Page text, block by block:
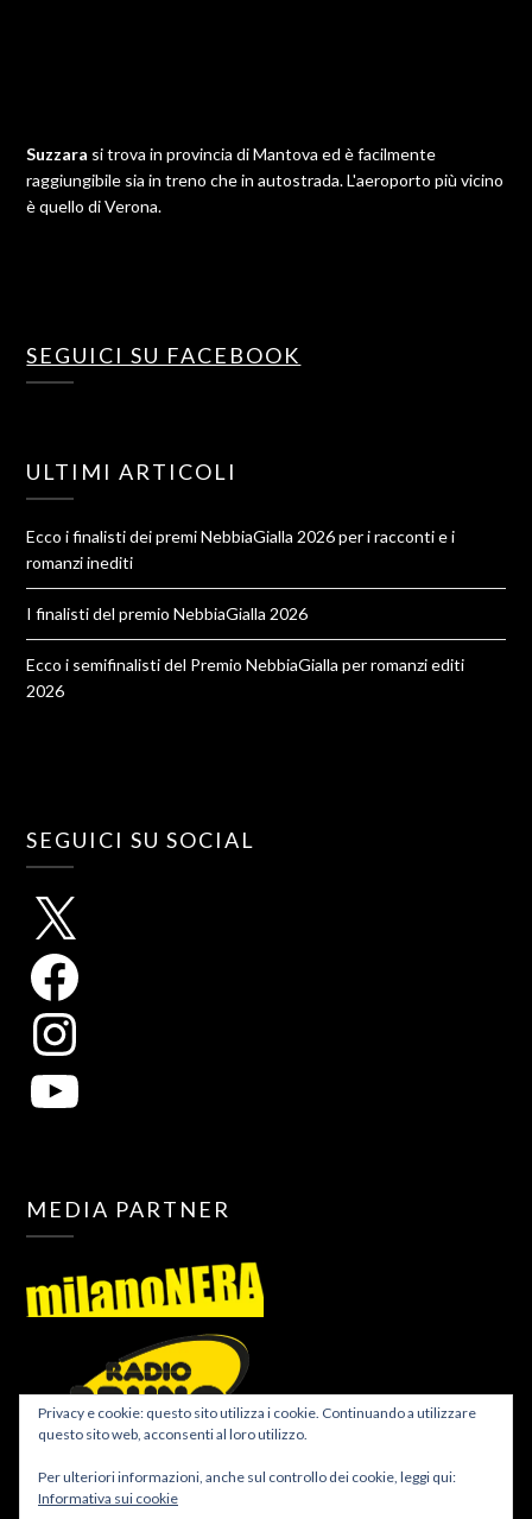
Suzzara si trova in provincia di Mantova ed è facilmente
raggiungibile sia in treno che in autostrada. L'aeroporto più vicino
è quello di Verona.
SEGUICI SU FACEBOOK
ULTIMI ARTICOLI
Ecco i finalisti dei premi NebbiaGialla 2026 per i racconti e i
romanzi inediti
I finalisti del premio NebbiaGialla 2026
Ecco i semifinalisti del Premio NebbiaGialla per romanzi editi
2026
SEGUICI SU SOCIAL
MEDIA PARTNER
Privacy e cookie: questo sito utilizza i cookie. Continuando a utilizzare
questo sito web, acconsenti al loro utilizzo.
Per ulteriori informazioni, anche sul controllo dei cookie, leggi qui:
Informativa sui cookie